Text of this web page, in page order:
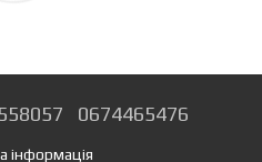
0674465476
інформація